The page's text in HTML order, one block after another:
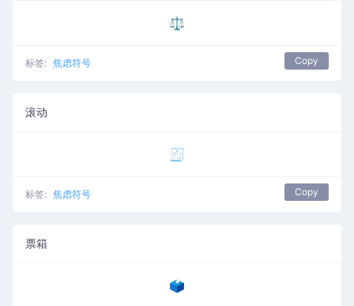
⚖️
标签: 焦虑符号 Copy
滚动
🧾
标签: 焦虑符号 Copy
票箱
🗳️